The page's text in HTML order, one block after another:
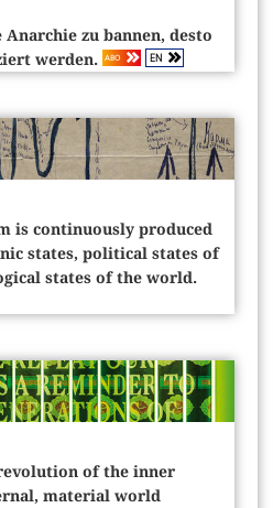
Anarchie zu bannen, desto
werden. ABO EN
is continuously produced
states, political states of
states of the world.
of the inner
material world